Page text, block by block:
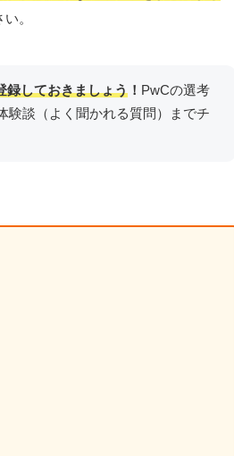
。
録しておきましょう ！ PwCの選考
験談（よく聞かれる質問）までチ